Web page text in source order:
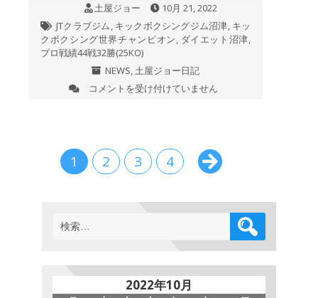
強
し
よ
う!
～
土屋ジョー
10月 21, 2022
JTクラブジム, キックボクシングジム沼津, キッ
クボクシング世界チャンピオン, ダイエット沼津,
プロ戦績44戦32勝(25KO)
NEWS,土屋ジョー日記
第
り
2022
「第
50
回
コメントを受け付けていません
1 2 3 4
検
索:
2022年10月